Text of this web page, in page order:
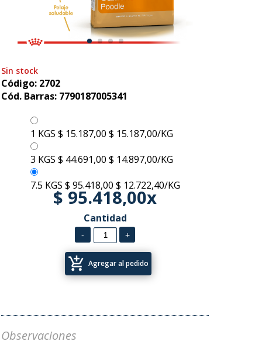
Sin stock
Código: 2702
Cód. Barras: 7790187005341
1 KGS $ 15.187,00 $ 15.187,00/KG
3 KGS $ 44.691,00 $ 14.897,00/KG
7.5 KGS $ 95.418,00 $ 12.722,40/KG
$ 95.418,00x
Cantidad
add_shopping_cart Agregar al pedido
Observaciones